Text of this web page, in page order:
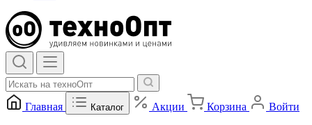
Главная Каталог Акции Корзина Войти